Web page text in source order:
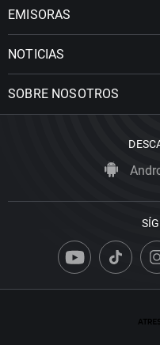
EMISORAS
NOTICIAS
SOBRE NOSOTROS